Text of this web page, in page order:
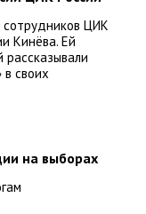
сотрудников ЦИК
Кинёва. Ей
в своих
на выборах